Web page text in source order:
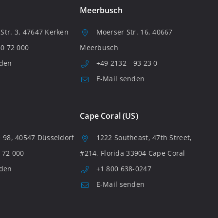
3, 47647 Kerken
72 000
Meerbusch
Moerser Str. 16, 40667
Meerbusch
+49 2132 - 93 23 0
E-Mail senden
98, 40547 Düsseldorf
000
Cape Coral (US)
1222 Southeast, 47th Street,
#214, Florida 33904 Cape Coral
+1 800 638-0247
E-Mail senden